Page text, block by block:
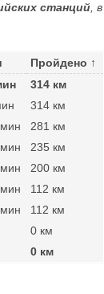
станций , в
Пройдено ↑
314 км
314 км
281 км
235 км
200 км
112 км
112 км
0 км
0 км